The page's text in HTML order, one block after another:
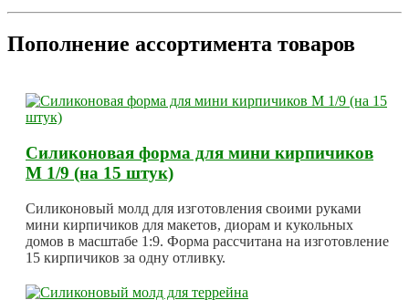
Пополнение ассортимента товаров
Силиконовая форма для мини кирпичиков
М 1/9 (на 15 штук)
Силиконовый молд для изготовления своими руками
мини кирпичиков для макетов, диорам и кукольных
домов в масштабе 1:9. Форма рассчитана на изготовление
15 кирпичиков за одну отливку.